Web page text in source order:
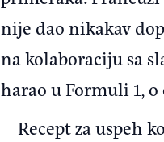
nije dao nikakav
na kolaboraciju sa
harao u Formuli 1, o
Recept za uspeh